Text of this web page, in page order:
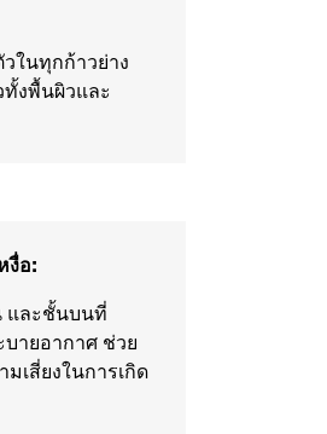
ในทุกก้าวย่าง
งพื้นผิวและ
งื่อ:
และชั้นบนที่
บายอากาศ ช่วย
เสี่ยงในการเกิด